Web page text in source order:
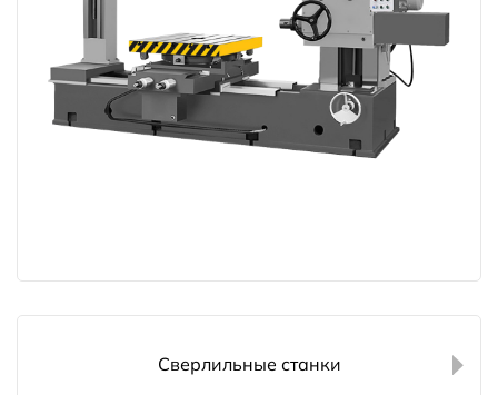
Сверлильные станки